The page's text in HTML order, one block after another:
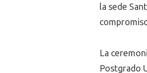
la sede
La
Postgrado